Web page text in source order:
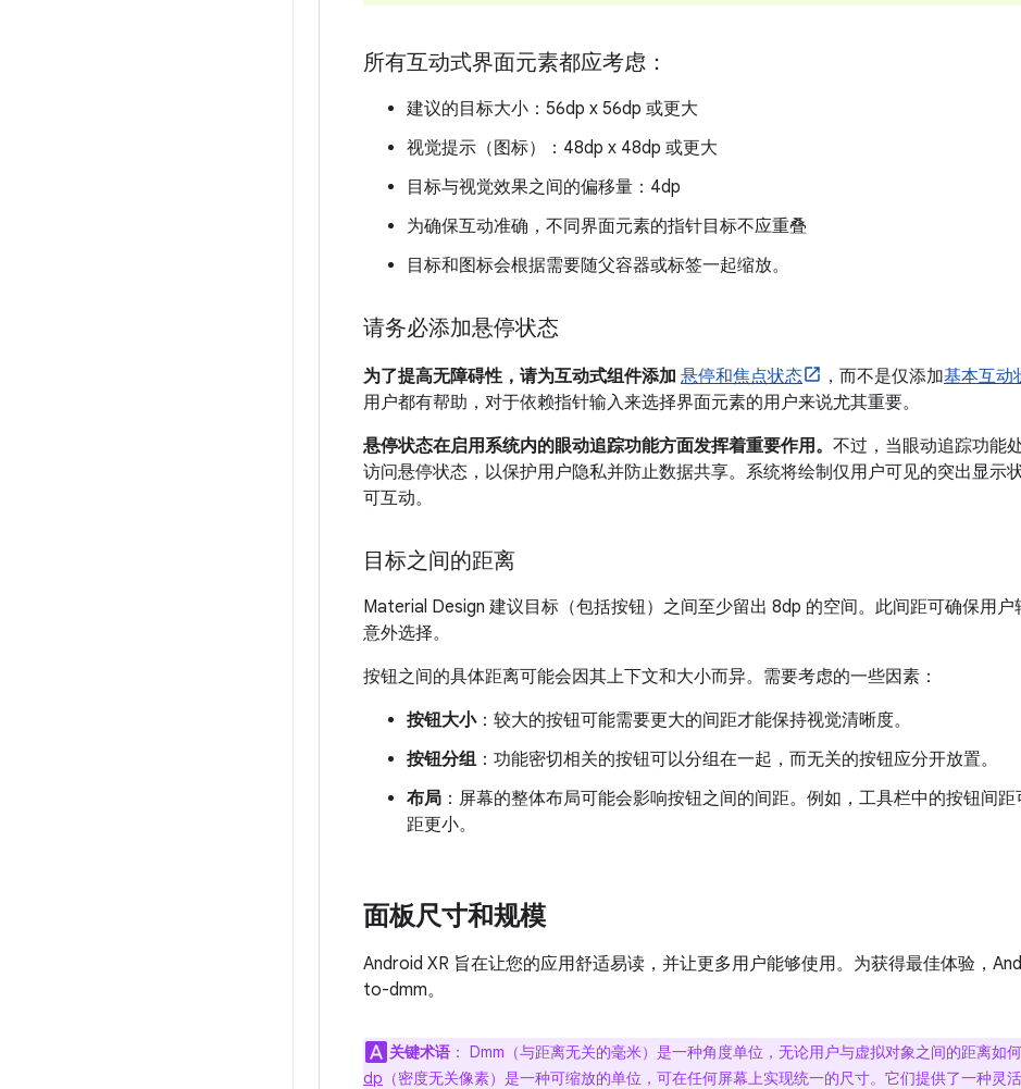
所有互动式界面元素都应考虑：
建议的目标大小：56dp x 56dp 或更大
视觉提示（图标）：48dp x 48dp 或更大
目标与视觉效果之间的偏移量：4dp
为确保互动准确，不同界面元素的指针目标不应重叠
目标和图标会根据需要随父容器或标签一起缩放。
请务必添加悬停状态
为了提高无障碍性，请为互动式组件添加 悬停和焦点状态 ，而不是仅添加基本互动
用户都有帮助，对于依赖指针输入来选择界面元素的用户来说尤其重要。
悬停状态在启用系统内的眼动追踪功能方面发挥着重要作用。 不过，当眼动追踪功能
访问悬停状态，以保护用户隐私并防止数据共享。系统将绘制仅用户可见的突出显示
可互动。
目标之间的距离
Material Design 建议目标（包括按钮）之间至少留出 8dp 的空间。此间距可确保用
意外选择。
按钮之间的具体距离可能会因其上下文和大小而异。需要考虑的一些因素：
按钮大小：较大的按钮可能需要更大的间距才能保持视觉清晰度。
按钮分组：功能密切相关的按钮可以分组在一起，而无关的按钮应分开放置。
布局 ：屏幕的整体布局可能会影响按钮之间的间距。例如，工具栏中的按钮间
距更小。
面板尺寸和规模
Android XR 旨在让您的应用舒适易读，并让更多用户能够使用。为获得最佳体验，
to-dmm。
关键术语 ： Dmm（与距离无关的毫米）是一种角度单位，无论用户与虚拟对象之间的距离如
dp （密度无关像素）是一种可缩放的单位，可在任何屏幕上实现统一的尺寸。它们提供了一种灵